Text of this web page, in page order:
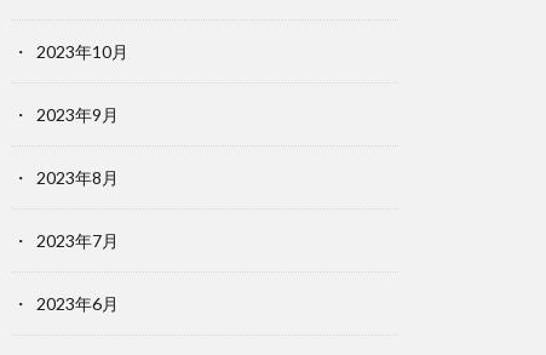
2023年10月
2023年9月
2023年8月
2023年7月
2023年6月